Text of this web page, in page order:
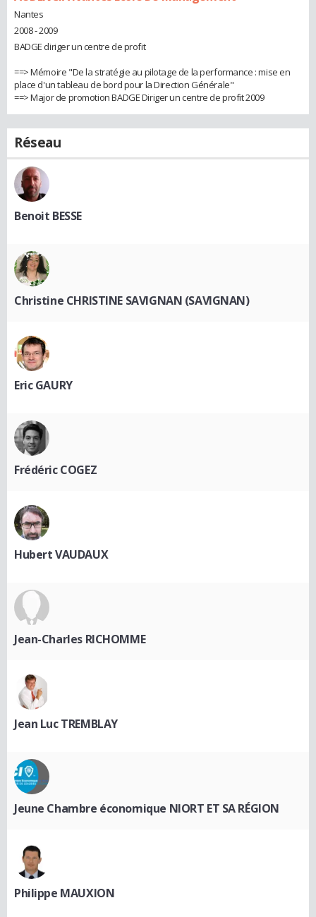
Nantes
2008 - 2009
BADGE diriger un centre de profit
==> Mémoire "De la stratégie au pilotage de la performance : mise en
place d'un tableau de bord pour la Direction Générale"
==> Major de promotion BADGE Diriger un centre de profit 2009
Réseau
Benoit BESSE
Christine CHRISTINE SAVIGNAN (SAVIGNAN)
Eric GAURY
Frédéric COGEZ
Hubert VAUDAUX
Jean-Charles RICHOMME
Jean Luc TREMBLAY
Jeune Chambre économique NIORT ET SA RÉGION
Philippe MAUXION